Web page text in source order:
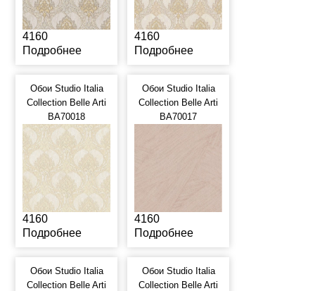
4160
Подробнее
4160
Подробнее
Обои Studio Italia
Collection Belle Arti
BA70018
4160
Подробнее
Обои Studio Italia
Collection Belle Arti
BA70017
4160
Подробнее
Обои Studio Italia
Collection Belle Arti
Обои Studio Italia
Collection Belle Arti